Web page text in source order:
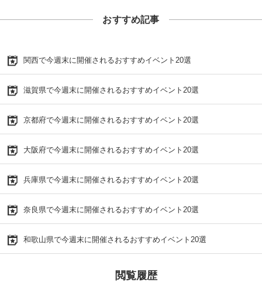
おすすめ記事
関西で今週末に開催されるおすすめイベント20選
滋賀県で今週末に開催されるおすすめイベント20選
京都府で今週末に開催されるおすすめイベント20選
大阪府で今週末に開催されるおすすめイベント20選
兵庫県で今週末に開催されるおすすめイベント20選
奈良県で今週末に開催されるおすすめイベント20選
和歌山県で今週末に開催されるおすすめイベント20選
閲覧履歴